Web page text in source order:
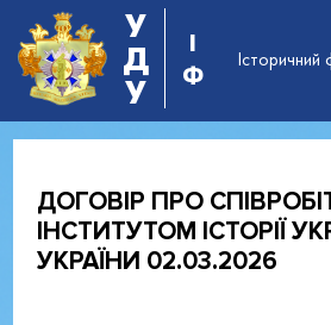
У
Д
У
І
Ф
Історичний
ДОГОВІР ПРО
ІНСТИТУТОМ ІСТОРІЇ
УКРАЇНИ 02.03.2026